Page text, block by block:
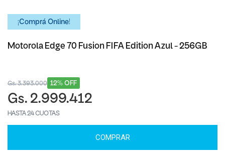
¡Comprá Online!
Motorola Edge 70 Fusion FIFA Edition Azul - 256GB
12% OFF
Gs. 3.393.000
Gs. 2.999.412
HASTA 24 CUOTAS
COMPRAR